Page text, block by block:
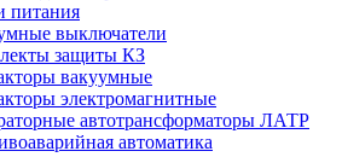
питания
выключатели
защиты КЗ
вакуумные
электромагнитные
автотрансформаторы ЛАТР
автоматика